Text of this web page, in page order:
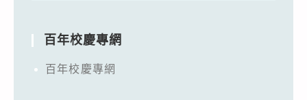
百年校慶專網
百年校慶專網